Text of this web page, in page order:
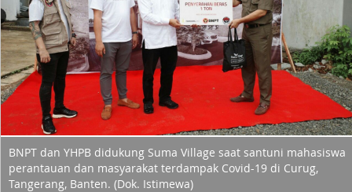
BNPT dan YHPB didukung Suma Village saat santuni mahasiswa
perantauan dan masyarakat terdampak Covid-19 di Curug,
Tangerang, Banten. (Dok. Istimewa)